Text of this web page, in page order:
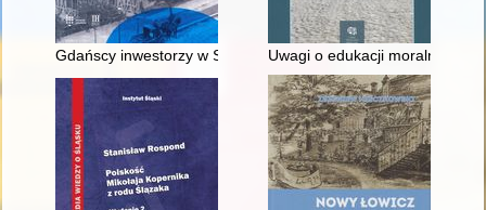
Gdańscy inwestorzy w Sopocie : prestiż finansowy i
Uwagi o edukacji moralnej